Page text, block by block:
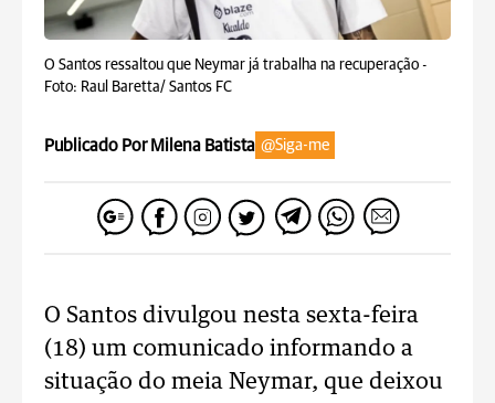
O Santos ressaltou que Neymar já trabalha na recuperação -
Foto: Raul Baretta/ Santos FC
Publicado Por Milena Batista @Siga-me
O Santos divulgou nesta sexta-feira
(18) um comunicado informando a
situação do meia Neymar, que deixou